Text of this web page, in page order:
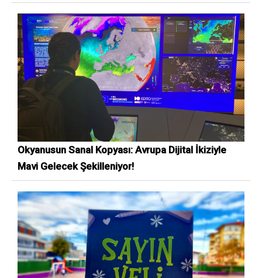
Okyanusun Sanal Kopyası: Avrupa Dijital İkiziyle
Mavi Gelecek Şekilleniyor!